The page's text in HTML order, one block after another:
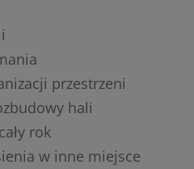
przestrzeni
hali
rok
w inne miejsce